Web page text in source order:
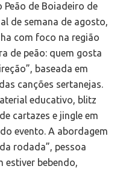
Peão de Boiadeiro de
de semana de agosto,
com foco na região
de peão: quem gosta
baseada em
canções sertanejas.
educativo, blitz
cartazes e jingle em
evento. A abordagem
rodada”, pessoa
estiver bebendo,